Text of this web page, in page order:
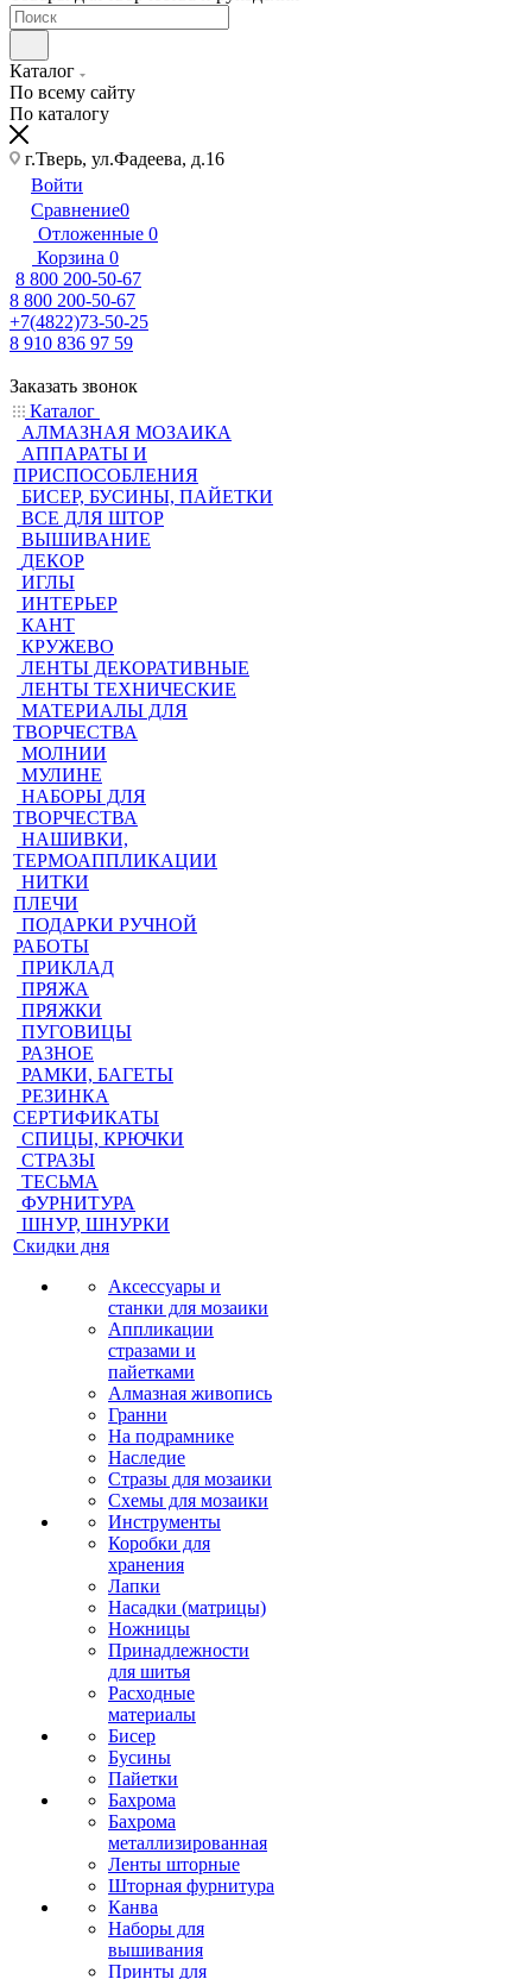
Каталог
По всему сайту
По каталогу
г.Тверь, ул.Фадеева, д.16
Войти
Сравнение0
Отложенные 0
Корзина 0
8 800 200-50-67
8 800 200-50-67
+7(4822)73-50-25
8 910 836 97 59
Заказать звонок
Каталог
АЛМАЗНАЯ МОЗАИКА
АППАРАТЫ И
ПРИСПОСОБЛЕНИЯ
БИСЕР, БУСИНЫ, ПАЙЕТКИ
ВСЕ ДЛЯ ШТОР
ВЫШИВАНИЕ
ДЕКОР
ИГЛЫ
ИНТЕРЬЕР
КАНТ
КРУЖЕВО
ЛЕНТЫ ДЕКОРАТИВНЫЕ
ЛЕНТЫ ТЕХНИЧЕСКИЕ
МАТЕРИАЛЫ ДЛЯ
ТВОРЧЕСТВА
МОЛНИИ
МУЛИНЕ
НАБОРЫ ДЛЯ
ТВОРЧЕСТВА
НАШИВКИ,
ТЕРМОАППЛИКАЦИИ
НИТКИ
ПЛЕЧИ
ПОДАРКИ РУЧНОЙ
РАБОТЫ
ПРИКЛАД
ПРЯЖА
ПРЯЖКИ
ПУГОВИЦЫ
РАЗНОЕ
РАМКИ, БАГЕТЫ
РЕЗИНКА
СЕРТИФИКАТЫ
СПИЦЫ, КРЮЧКИ
СТРАЗЫ
ТЕСЬМА
ФУРНИТУРА
ШНУР, ШНУРКИ
Скидки дня
Аксессуары и
станки для мозаики
Аппликации
стразами и
пайетками
Алмазная живопись
Гранни
На подрамнике
Наследие
Стразы для мозаики
Схемы для мозаики
Инструменты
Коробки для
хранения
Лапки
Насадки (матрицы)
Ножницы
Принадлежности
для шитья
Расходные
материалы
Бисер
Бусины
Пайетки
Бахрома
Бахрома
металлизированная
Ленты шторные
Шторная фурнитура
Канва
Наборы для
вышивания
Принты для